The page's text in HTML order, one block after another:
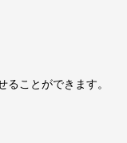
ることができます。